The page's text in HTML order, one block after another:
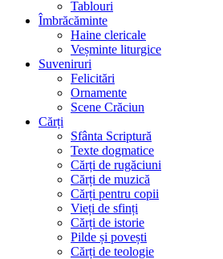
Tablouri
Îmbrăcăminte
Haine clericale
Veșminte liturgice
Suveniruri
Felicitări
Ornamente
Scene Crăciun
Cărți
Sfânta Scriptură
Texte dogmatice
Cărți de rugăciuni
Cărți de muzică
Cărți pentru copii
Vieți de sfinți
Cărți de istorie
Pilde și povești
Cărți de teologie